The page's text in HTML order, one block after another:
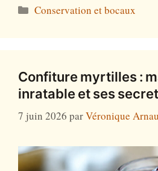
Catégories
Conservation et bocaux
Confiture myrtilles :
inratable et ses
7 juin 2026 parVéronique